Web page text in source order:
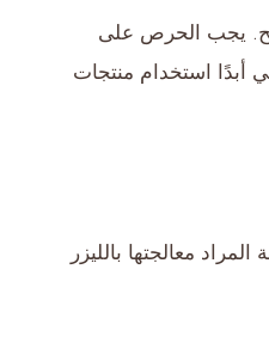
يجب الحرص على
أبدًا استخدام منتجات
معالجتها بالليزر